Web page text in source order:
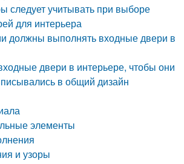
следует учитывать при выборе
для интерьера
должны выполнять входные двери в
двери в интерьере, чтобы они
в общий дизайн
элементы
и узоры